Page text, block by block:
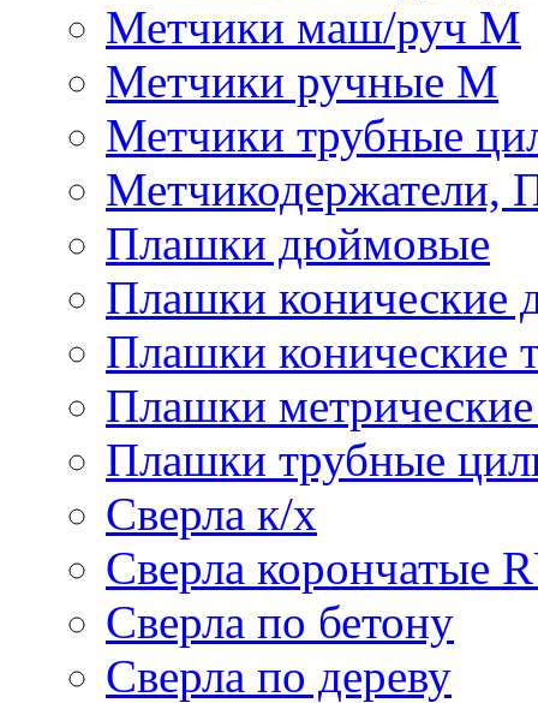
Метчики маш/руч М
Метчики ручные М
Метчики трубные
Метчикодержатели,
Плашки дюймовые
Плашки
Плашки конические
Плашки
Плашки трубные
Сверла к/х
Сверла корончатые
Сверла по бетону
Сверла по дереву